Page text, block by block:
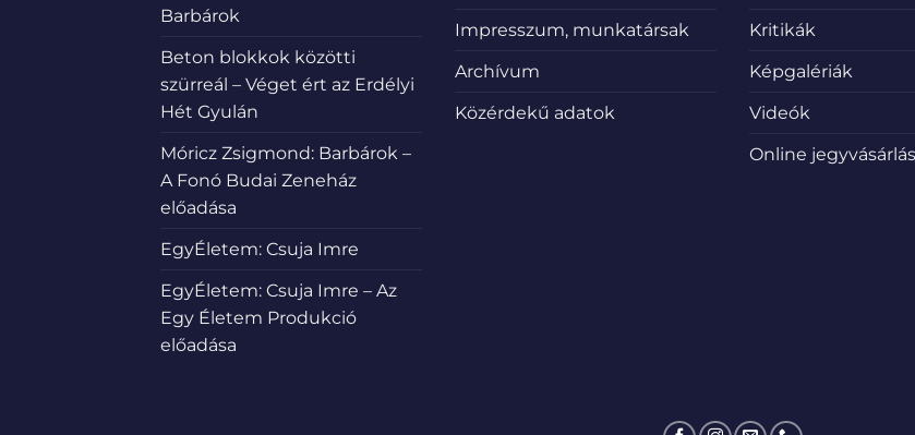
Barbárok
Beton blokkok közötti
szürreál – Véget ért az Erdélyi
Hét Gyulán
Móricz Zsigmond: Barbárok –
A Fonó Budai Zeneház
előadása
EgyÉletem: Csuja Imre
EgyÉletem: Csuja Imre – Az
Egy Életem Produkció
előadása
Impresszum, munkatársak
Archívum
Közérdekű adatok
Kritikák
Képgalériák
Videók
Online jegyvásárlás